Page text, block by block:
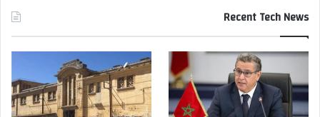
Recent Tech News